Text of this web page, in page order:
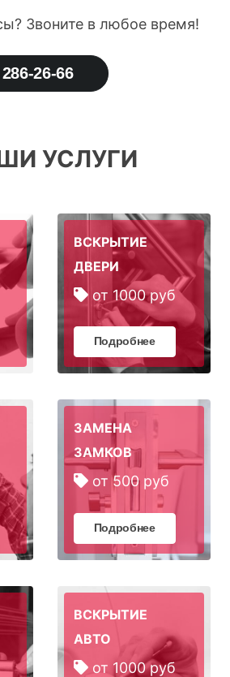
Звоните в любое время!
26-66
УСЛУГИ
ВСКРЫТИЕ
ДВЕРИ
от 1000 руб
Подробнее
ЗАМЕНА
ЗАМКОВ
от 500 руб
Подробнее
ВСКРЫТИЕ
АВТО
от 1000 руб